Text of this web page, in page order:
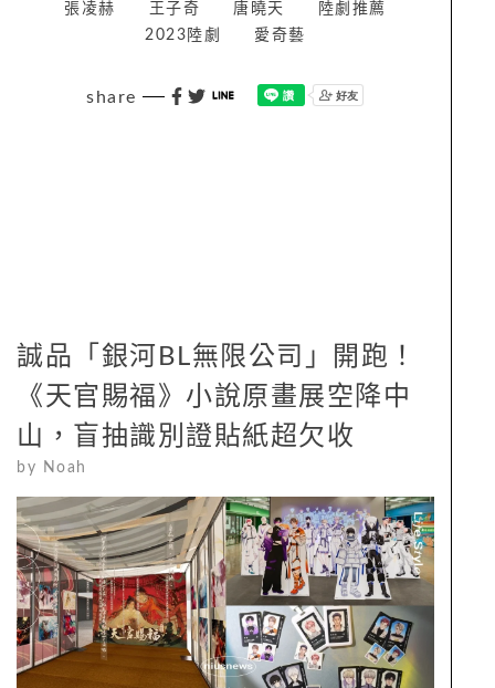
張凌赫
王子奇 唐曉天
陸劇推薦
2023陸劇
愛奇藝
share
誠品「銀河BL無限公司」開跑！
《天官賜福》小說原畫展空降中
山，盲抽識別證貼紙超欠收
by Noah